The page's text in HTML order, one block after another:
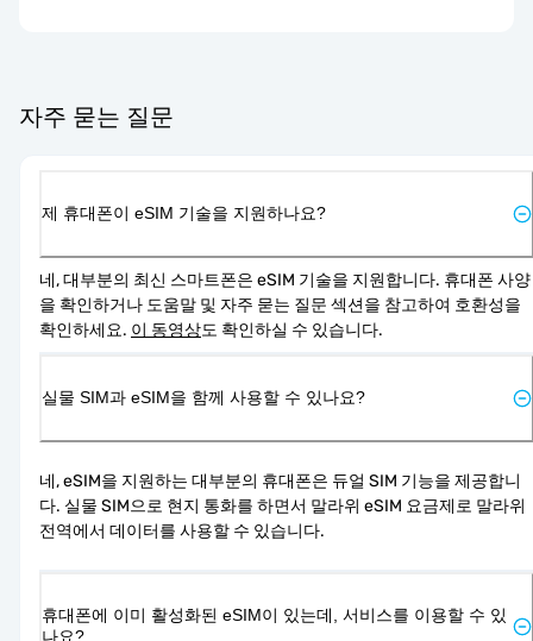
자주 묻는 질문
제 휴대폰이 eSIM 기술을 지원하나요?
네, 대부분의 최신 스마트폰은 eSIM 기술을 지원합니다. 휴대폰 사양
을 확인하거나 도움말 및 자주 묻는 질문 섹션을 참고하여 호환성을
확인하세요. 이 동영상도 확인하실 수 있습니다.
실물 SIM과 eSIM을 함께 사용할 수 있나요?
네, eSIM을 지원하는 대부분의 휴대폰은 듀얼 SIM 기능을 제공합니
다. 실물 SIM으로 현지 통화를 하면서 말라위 eSIM 요금제로 말라위
전역에서 데이터를 사용할 수 있습니다.
휴대폰에 이미 활성화된 eSIM이 있는데, 서비스를 이용할 수 있
나요?